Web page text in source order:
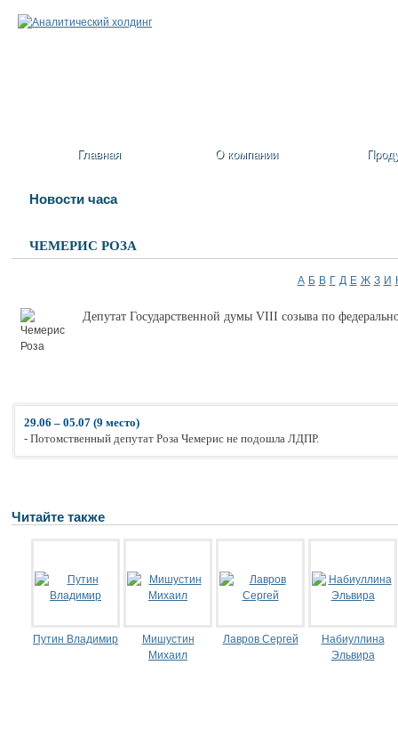
Главная О компании
Новости часа
ЧЕМЕРИС РОЗА
А Б В Г Д Е Ж З И
Депутат Государственной думы VIII созыва по
29.06 – 05.07 (9 место)
- Потомственный депутат Роза Чемерис не подошла ЛДПР.
Читайте также
Путин Владимир
Мишустин
Михаил
Лавров Сергей
Набиуллина
Эльвира